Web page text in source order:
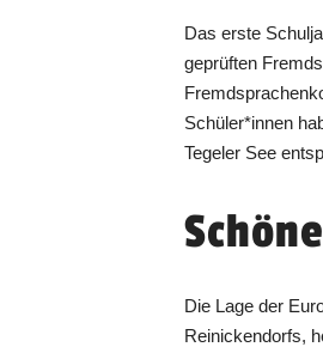
Das erste
geprüften
Schüler*innen
Tegeler See
Die Lage der
Reinickendorfs,